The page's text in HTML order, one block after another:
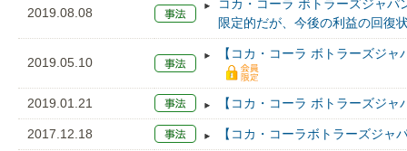
2019.08.08
コカ・コーラ ボトラーズジャ
限定的だが、今後の利益の回復
2019.05.10
【コカ・コーラ ボトラーズジ
2019.01.21 【コカ・コーラ ボトラーズジ
2017.12.18 【コカ・コーラボトラーズジャ